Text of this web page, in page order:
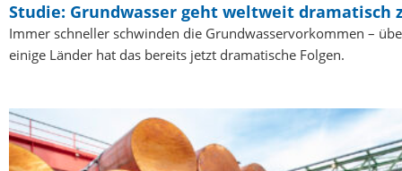
Studie: Grundwasser geht weltweit dramatisch
Immer schneller schwinden die Grundwasservorkommen –
einige Länder hat das bereits jetzt dramatische Folgen.